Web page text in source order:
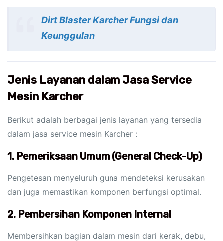
Dirt Blaster Karcher Fungsi dan
Keunggulan
Jenis Layanan dalam Jasa Service
Mesin Karcher
Berikut adalah berbagai jenis layanan yang tersedia
dalam jasa service mesin Karcher :
1. Pemeriksaan Umum (General Check-Up)
Pengetesan menyeluruh guna mendeteksi kerusakan
dan juga memastikan komponen berfungsi optimal.
2. Pembersihan Komponen Internal
Membersihkan bagian dalam mesin dari kerak, debu,